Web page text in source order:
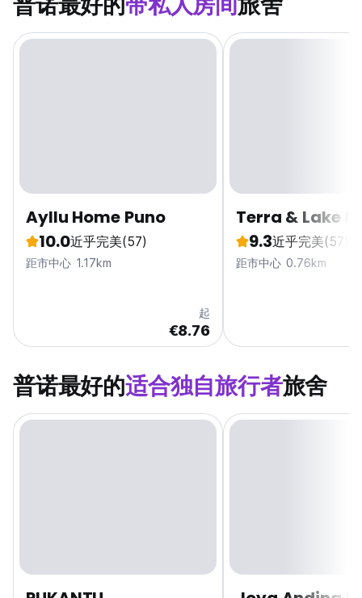
Ayllu Home Puno
10.0近乎完美(57)
距市中心 1.17km
起
€8.76
Terra & Lake
9.3近乎完美(57)
距市中心 0.76km
普诺最好的适合独自旅行者旅舍